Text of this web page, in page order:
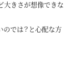
大きさが想像できな
のでは？と心配な方